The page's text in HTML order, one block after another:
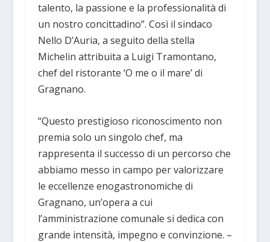
talento, la passione e la professionalità di
un nostro concittadino”. Così il sindaco
Nello D’Auria, a seguito della stella
Michelin attribuita a Luigi Tramontano,
chef del ristorante ‘O me o il mare’ di
Gragnano.
“Questo prestigioso riconoscimento non
premia solo un singolo chef, ma
rappresenta il successo di un percorso che
abbiamo messo in campo per valorizzare
le eccellenze enogastronomiche di
Gragnano, un’opera a cui
l’amministrazione comunale si dedica con
grande intensità, impegno e convinzione. –